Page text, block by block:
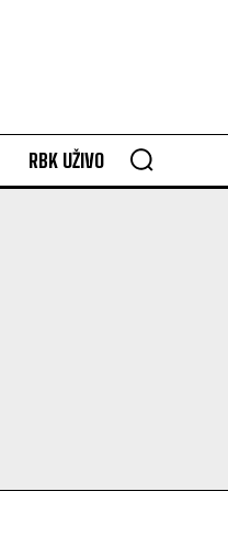
RBK UŽIVO